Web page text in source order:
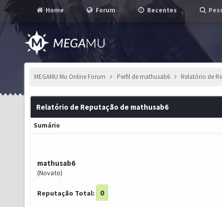
Home Forum Recentes
MEGAMU Mu Online Forum Perfil de mathusab6 Relatório de
Relatório de Reputação de mathusab6
Sumário
mathusab6
(Novato)
Reputação Total: 0